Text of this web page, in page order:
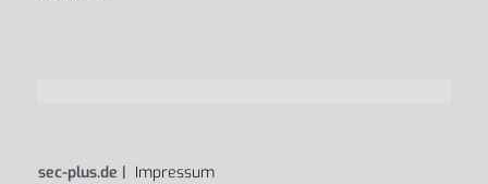
sec-plus.de | Impressum